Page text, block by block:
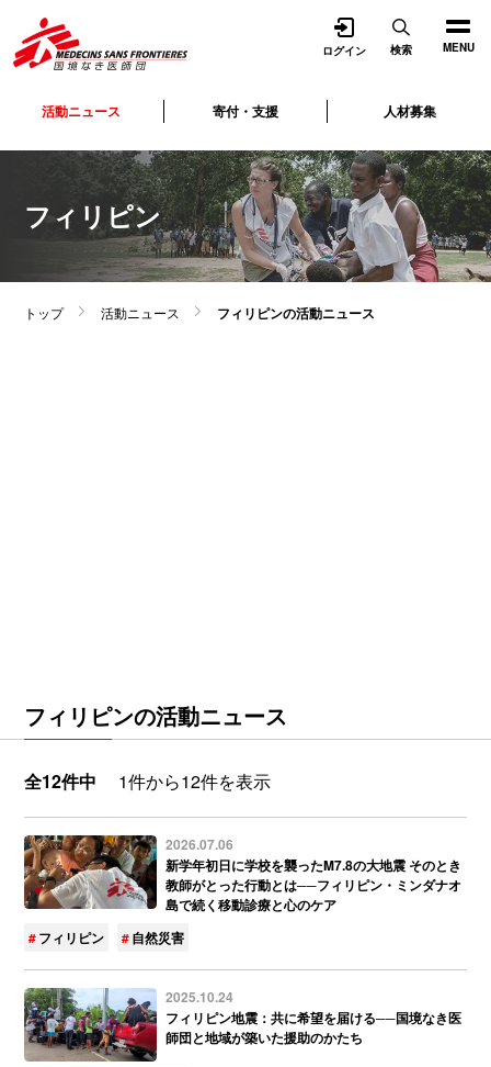
MENU
活動ニュース 寄付・支援 人材募集
ログイン 検索
トップ 活動ニュース フィリピンの活動ニュース
フィリピン
フィリピンの活動ニュース
全12件中 1件から12件を表示
2026.07.06
新学年初日に学校を襲ったM7.8の大地震 そのとき
教師がとった行動とは──フィリピン・ミンダナオ
島で続く移動診療と心のケア
フィリピン
自然災害
2025.10.24
フィリピン地震：共に希望を届ける──国境なき医
師団と地域が築いた援助のかたち